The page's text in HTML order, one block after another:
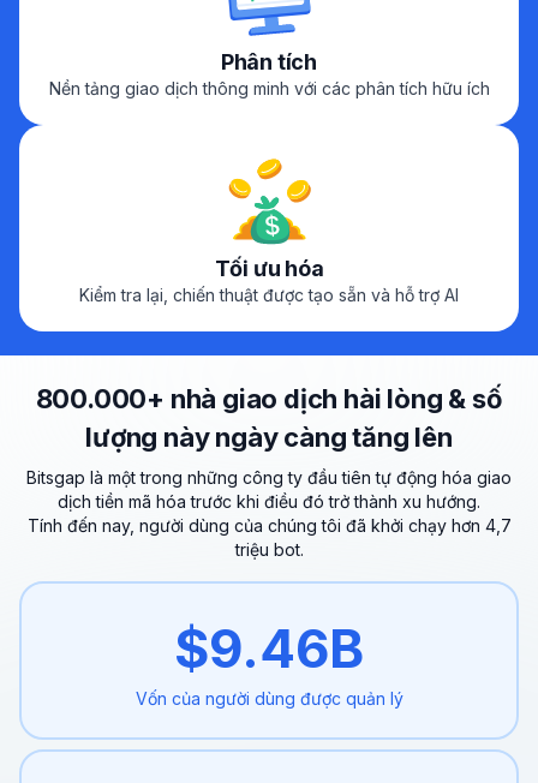
Phân tích
Nền tảng giao dịch thông minh với các phân tích hữu ích
Tối ưu hóa
Kiểm tra lại, chiến thuật được tạo sẵn và hỗ trợ AI
800.000+ nhà giao dịch hài lòng & số
lượng này ngày càng tăng lên
Bitsgap là một trong những công ty đầu tiên tự động hóa giao
dịch tiền mã hóa trước khi điều đó trở thành xu hướng.
Tính đến nay, người dùng của chúng tôi đã khởi chạy hơn 4,7
triệu bot.
$9.46B
Vốn của người dùng được quản lý